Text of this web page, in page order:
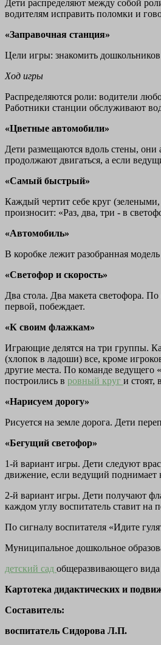
Дети распределяют между собой
водителям исправить поломки и
«Заправочная станция»
Цели игры: знакомить
Ход игры
Распределяются роли: водители
Работники станции обслуживают
«Цветные автомобили»
Дети размещаются вдоль стены,
продолжают двигаться, а если
«Самый быстрый»
Каждый чертит себе круг
произносит: «Раз, два, три - в
«Автомобиль»
В коробке лежит разобранная
«Светофор и скорость»
Два стола. Два макета светофора.
первой, побеждает.
«К своим флажкам»
Играющие делятся на три группы.
(хлопок в ладоши) все, кроме
другие места. По команде ведущего
построились в ровный круг и стоят,
«Нарисуем дорогу»
Рисуется на земле дорога. Дети
«Бегущий светофор»
1-й вариант игры. Дети следуют
движение, если ведущий поднимает
2-й вариант игры. Дети получают
каждом углу воспитатель ставит
По сигналу воспитателя «Идите
Муниципальное дошкольное
детский сад общеразвивающего
Картотека дидактических и
Составитель:
воспитатель Сидорова Л.П.